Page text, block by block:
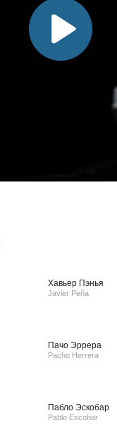
Хавьер Пэнья
Javier Peña
Пачо Эррера
Pacho Herrera
Пабло Эскобар
Pablo Escobar